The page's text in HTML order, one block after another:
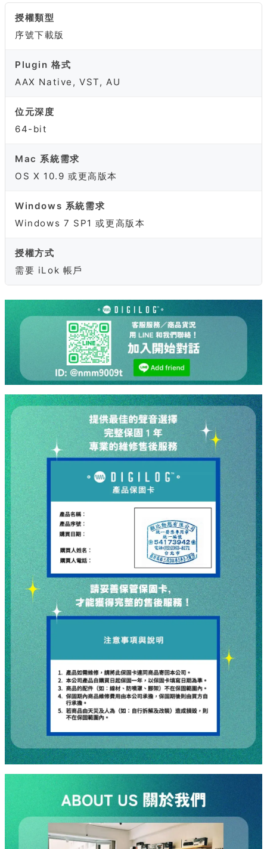
授權類型
序號下載版
Plugin 格式
AAX Native, VST, AU
位元深度
64-bit
Mac 系統需求
OS X 10.9 或更高版本
Windows 系統需求
Windows 7 SP1 或更高版本
授權方式
需要 iLok 帳戶